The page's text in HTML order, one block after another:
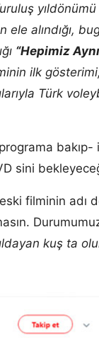
yıldönümü
ele alındığı,
“Hepimiz
ilk
Türk
sini
eski filminin adı
kuş ta